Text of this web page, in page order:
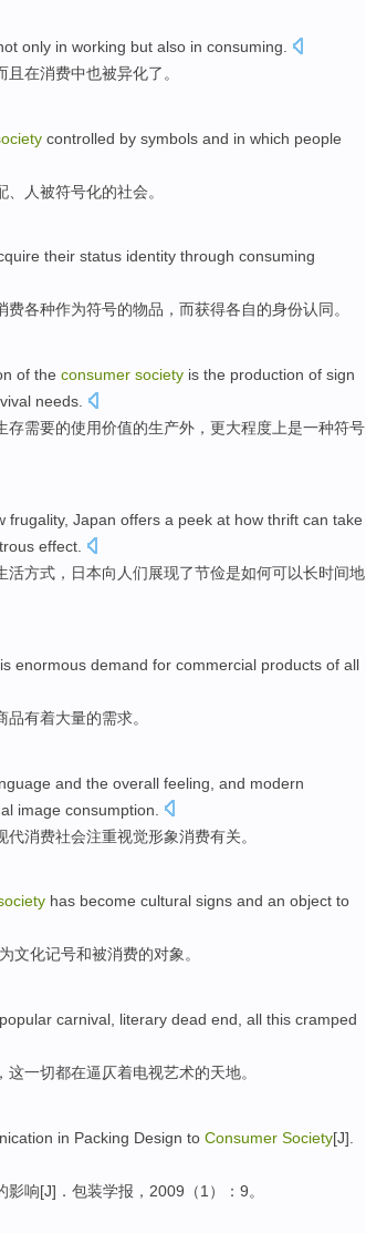
only in working but also in consuming
且 在消费中也被异化了。
controlled by symbols and in which people
、 人被符号化的社会。
their status identity through consuming
费各种作为符号的物品 ， 而获得各自的身份认同。
of the consumer society is the production of sign
needs
存需要的使用价值的生产外，更大程度 上是一种符号
frugality, Japan offers a peek at how thrift can take
effect
活方式， 日本向人们展现了节俭是如何可以长时间地
is enormous demand for commercial products of all
品有着大量的需求。
and the overall feeling, and modern
image consumption
代消费社会注重视觉形象消费有关。
has become cultural signs and an object to
文化记号和被消费的对象。
popular carnival literary dead end all this cramped
， 这一切都在逼仄着电视艺术的天地。
in Packing Design to Consumer Society[J].
影响[J]． 包装学报 ，2009（1 ）： 9。